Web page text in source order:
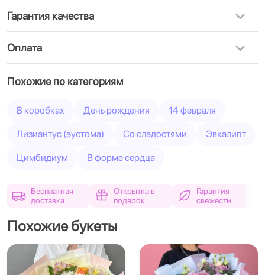
Гарантия качества
Оплата
Похожие по категориям
В коробках День рождения 14 февраля
Лизиантус (эустома) Cо сладостями Эвкалипт
Цимбидиум В форме сердца
Бесплатная
доставка
Открытка в
подарок
Гарантия
свежести
Похожие букеты